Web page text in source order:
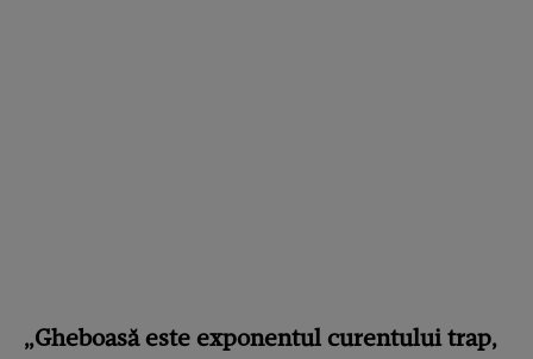
„Gheboasăeste exponentul curentului trap,